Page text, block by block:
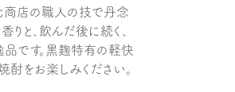
商店の職人の技で丹念
と、飲んだ後に続く、
です。黒麹特有の軽快
酎をお楽しみください。